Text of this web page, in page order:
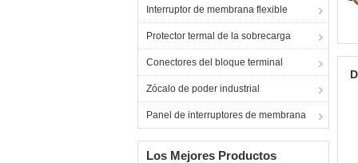
Interruptor de membrana flexible
Protector termal de la sobrecarga
Conectores del bloque terminal
Zócalo de poder industrial
Panel de interruptores de membrana
Los Mejores Productos